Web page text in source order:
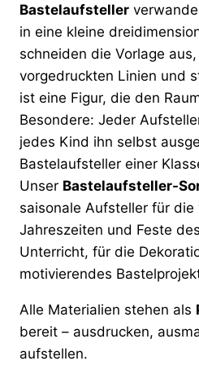
Bastelaufsteller
in eine kleine
schneiden die Vorlage
vorgedruckten Linien und
ist eine Figur, die den
Besondere: Jeder
jedes Kind ihn selbst
Bastelaufsteller einer
Unser Bastelaufsteller-
saisonale Aufsteller für die
Jahreszeiten und Feste
Unterricht, für die
motivierendes
Alle Materialien stehen als
bereit – ausdrucken,
aufstellen.